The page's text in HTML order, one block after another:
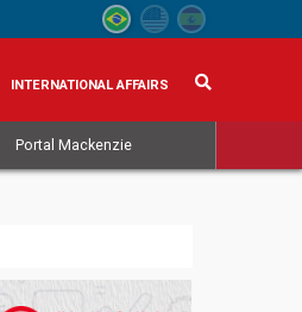
INTERNATIONAL AFFAIRS
Portal Mackenzie